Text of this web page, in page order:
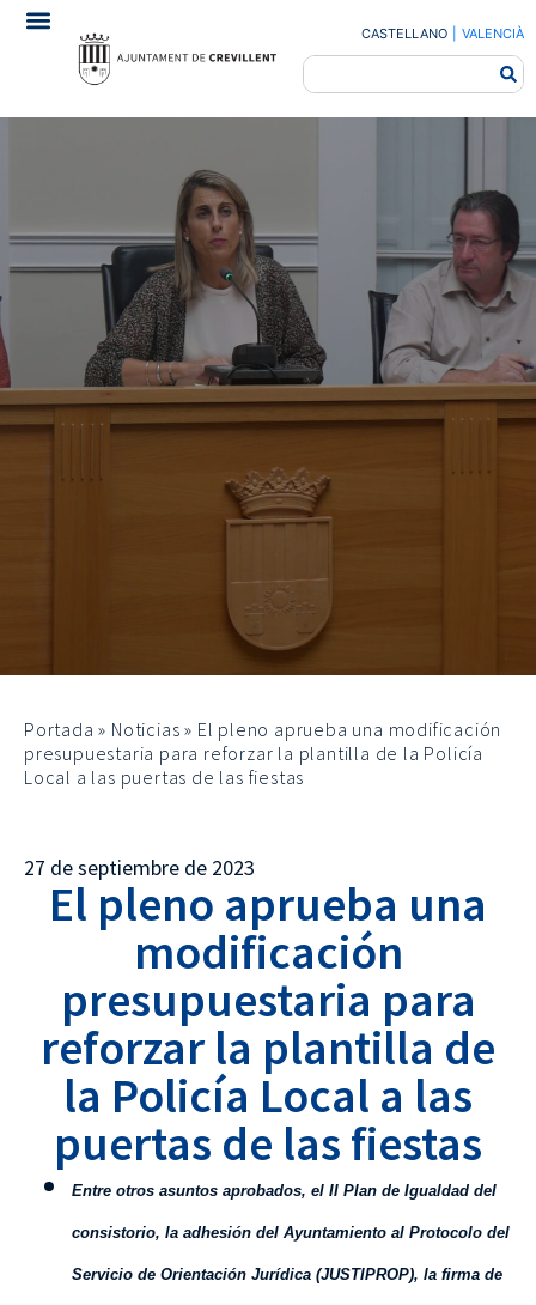
CASTELLANO VALENCIÀ
Portada » Noticias » El pleno aprueba una modificación
presupuestaria para reforzar la plantilla de la Policía
Local a las puertas de las fiestas
27 de septiembre de 2023
El pleno aprueba una
modificación
presupuestaria para
reforzar la plantilla de
la Policía Local a las
puertas de las fiestas
Entre otros asuntos aprobados, el II Plan de Igualdad del
consistorio, la adhesión del Ayuntamiento al Protocolo del
Servicio de Orientación Jurídica (JUSTIPROP), la firma de